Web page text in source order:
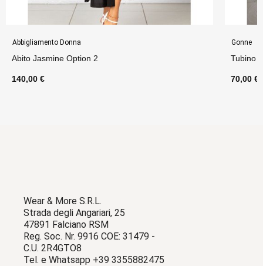
Abbigliamento Donna
Abito Jasmine Option 2
140,00 €
Gonne
Tubino
70,00 €
Wear & More S.R.L.
Strada degli Angariari, 25
47891 Falciano RSM
Reg. Soc. Nr. 9916 COE: 31479 -
C.U. 2R4GTO8
Tel. e Whatsapp +39 3355882475